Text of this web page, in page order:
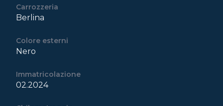
Carrozzeria
Berlina
Colore esterni
Nero
Immatricolazione
02.2024